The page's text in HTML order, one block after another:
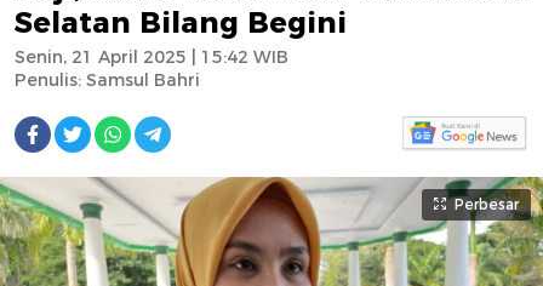
Selatan Bilang Begini
Penulis: Samsul Bahri
Senin, 21 April 2025 | 15:42 WIB
Perbesar